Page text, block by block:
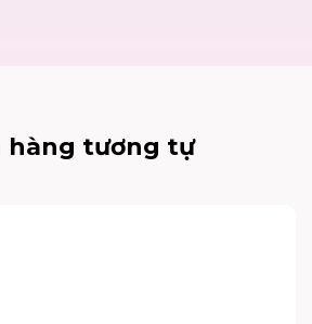
hàng tương tự